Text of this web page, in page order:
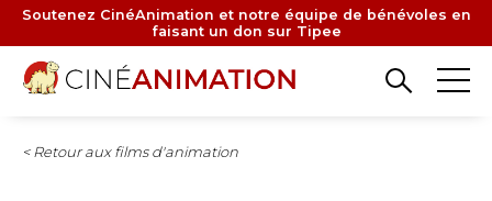
Aller
contenu
principal
Soutenez CinéAnimation et notre équipe de bénévoles en
faisant un don sur Tipee
< Retour aux films d'animation